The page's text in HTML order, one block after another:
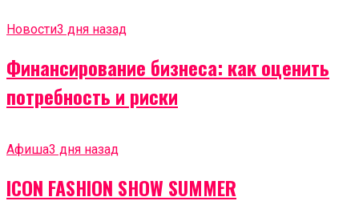
Новости3 дня назад
Финансирование бизнеса: как оценить
потребность и риски
Афиша3 дня назад
ICON FASHION SHOW SUMMER